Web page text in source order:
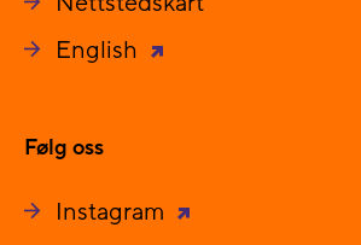
English
Følg oss
Instagram